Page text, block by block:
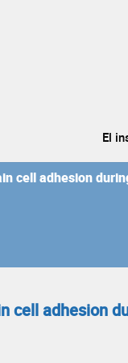
El
cell adhesion
cell adhesion